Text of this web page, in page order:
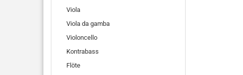
Viola
Viola da gamba
Violoncello
Kontrabass
Flöte